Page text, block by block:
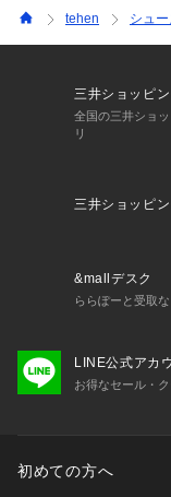
tehen シュ
三井ショッピ
全国の三井ショ
リ
三井ショッピ
&mallデスク
ららぽーと受取
LINE公式アカ
お得なセール・
初めての方へ